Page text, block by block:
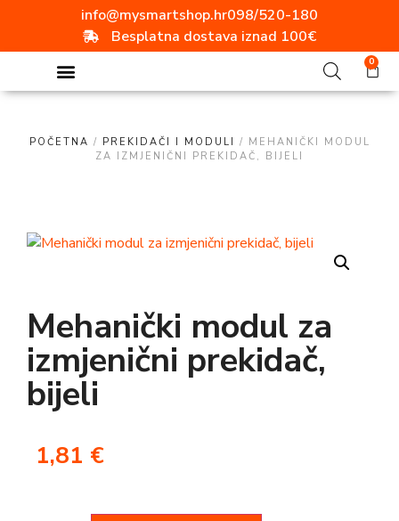
info@mysmartshop.hr098/520-180
Besplatna dostava iznad 100€
0
POČETNA / PREKIDAČI I MODULI / MEHANIČKI MODUL
ZA IZMJENIČNI PREKIDAČ, BIJELI
Mehanički modul za
izmjenični prekidač,
bijeli
1,81 €